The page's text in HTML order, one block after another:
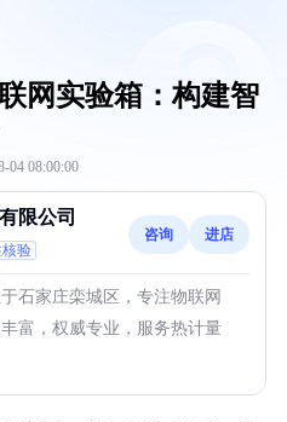
网实验箱：构建智
04 08:00:00
限公司
验
咨询 进店
石家庄栾城区，专注物联网
富，权威专业，服务热计量